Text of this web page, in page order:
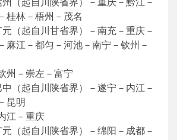
桂林－梧州－茂名
起自川甘省界）－南充－重庆－
麻江－都匀－河池－南宁－钦州－
－崇左－富宁
起自川陕省界）－遂宁－内江－
昆明
－重庆
起自川陕省界）－绵阳－成都－